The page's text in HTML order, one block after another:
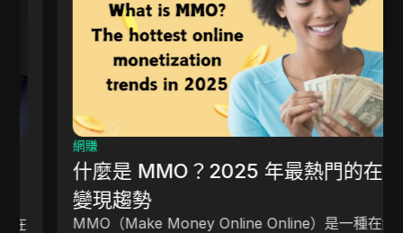
什麼是 MMO？2025 年最熱門的在線
變現趨勢
MMO（Make Money Online Online）是一種在線